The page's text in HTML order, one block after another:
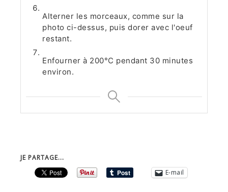
Alterner les morceaux, comme sur la
photo ci-dessus, puis dorer avec l'oeuf
restant.
Enfourner à 200°C pendant 30 minutes
environ.
JE PARTAGE...
E-mail